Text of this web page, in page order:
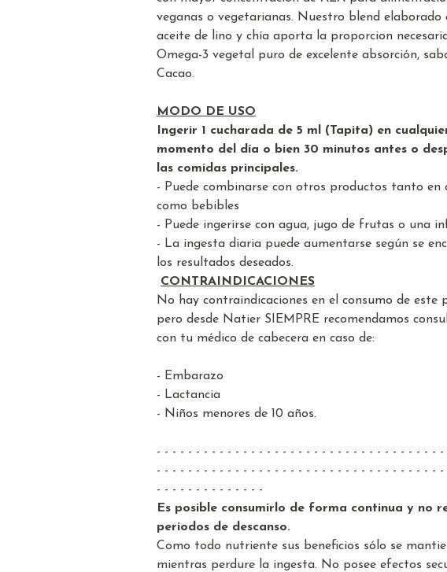
veganas o vegetarianas. Nuestro blend elaborado
aceite de lino y chía aporta la proporcion
Omega-3 vegetal puro de excelente absorción,
Cacao.
MODO DE USO
Ingerir 1 cucharada de 5 ml (Tapita) en
momento del día o bien 30 minutos antes o
las comidas principales.
- Puede combinarse con otros productos tanto en
como bebibles
- Puede ingerirse con agua, jugo de frutas o una
- La ingesta diaria puede aumentarse según se
los resultados deseados.
CONTRAINDICACIONES
No hay contraindicaciones en el consumo de este
pero desde Natier SIEMPRE recomendamos
con tu médico de cabecera en caso de:
- Embarazo
- Lactancia
- Niños menores de 10 años.
- - - - - - - - - - - - - - - - - - - - - - - - - - - - - - - - - - - - -
- - - - - - - - - - - - - - - - - - - - - - - - - - - - - - - - - - - - -
- - - - - - - - - - - - - -
Es posible consumirlo de forma continua y no
periodos de descanso.
Como todo nutriente sus beneficios sólo se
mientras perdure la ingesta. No posee efectos